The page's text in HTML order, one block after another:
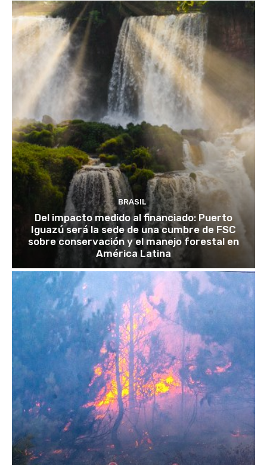
BRASIL
Del impacto medido al financiado: Puerto
Iguazú será la sede de una cumbre de FSC
sobre conservación y el manejo forestal en
América Latina